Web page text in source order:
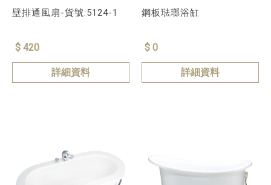
壁排通風扇-貨號:5124-1
$ 420
詳細資料
鋼板琺瑯浴缸
$ 0
詳細資料